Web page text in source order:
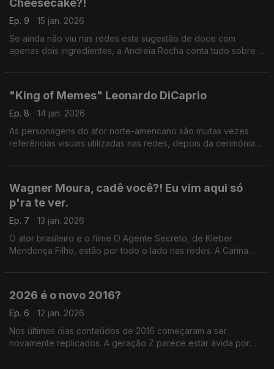
Cheesecake?!
Ep. 9
15 jan. 2026
Se ainda não viu nas redes esta sugestão de doce com
apenas dois ingredientes, a Andreia Rocha conta tudo sobre a
"King of Memes" Leonardo DiCaprio
Ep. 8
14 jan. 2026
As personagens do ator norte-americano são muitas vezes
referências visuais utilizadas nas redes, depois da cerimónia
Wagner Moura, cadê você?! Eu vim aqui só
p'ra te ver.
Ep. 7
13 jan. 2026
O ator brasileiro e o filme O Agente Secreto, de Kleber
Mendonça Filho, estão por todo o lado nas redes. A Carina
2026 é o novo 2016?
Ep. 6
12 jan. 2026
Nos últimos dias conteúdos de 2016 começaram a ser
novamente replicados. A geração Z parece estar ávida por